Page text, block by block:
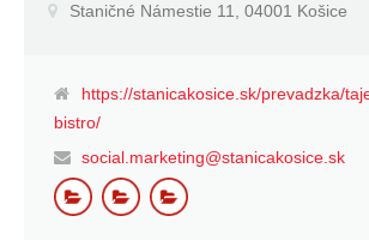
Staničné Námestie 11, 04001 Košice
https://stanicakosice.sk/prevadzka/
bistro/
social.marketing@stanicakosice.sk